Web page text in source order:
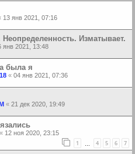
13 янв 2021, 07:16
Изматывает.
янв 2021, 13:48
была я
« 04 янв 2021, 07:36
« 21 дек 2020, 19:49
« 12 ноя 2020, 23:15
1 4 5 6 7